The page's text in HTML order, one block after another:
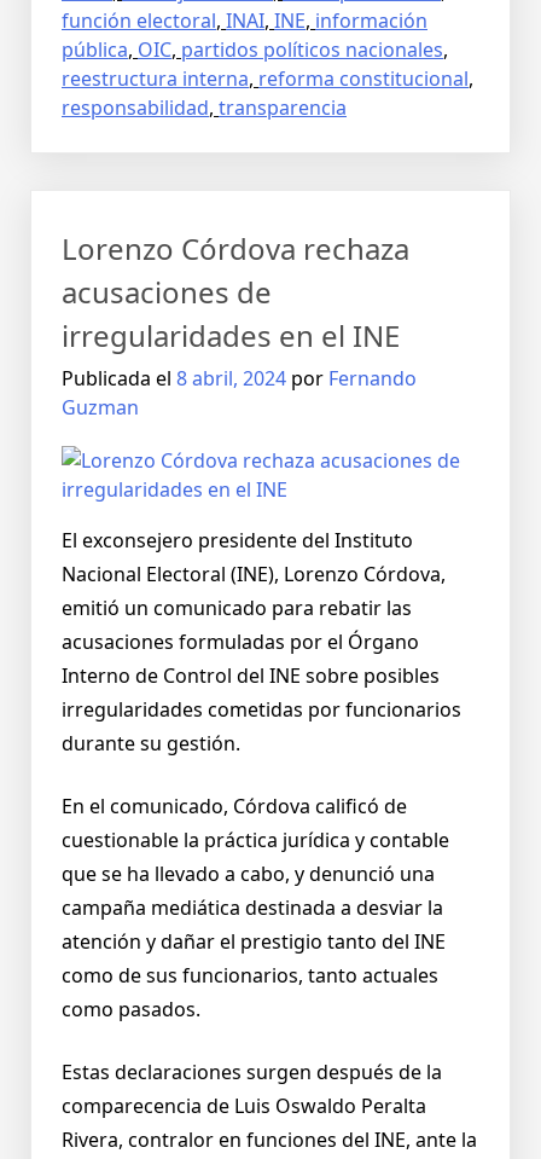
función electoral, INAI, INE, información
pública, OIC, partidos políticos nacionales,
reestructura interna, reforma constitucional,
responsabilidad, transparencia
Lorenzo Córdova rechaza
acusaciones de
irregularidades en el INE
Publicada el 8 abril, 2024 por Fernando
Guzman
El exconsejero presidente del Instituto
Nacional Electoral (INE), Lorenzo Córdova,
emitió un comunicado para rebatir las
acusaciones formuladas por el Órgano
Interno de Control del INE sobre posibles
irregularidades cometidas por funcionarios
durante su gestión.
En el comunicado, Córdova calificó de
cuestionable la práctica jurídica y contable
que se ha llevado a cabo, y denunció una
campaña mediática destinada a desviar la
atención y dañar el prestigio tanto del INE
como de sus funcionarios, tanto actuales
como pasados.
Estas declaraciones surgen después de la
comparecencia de Luis Oswaldo Peralta
Rivera, contralor en funciones del INE, ante la